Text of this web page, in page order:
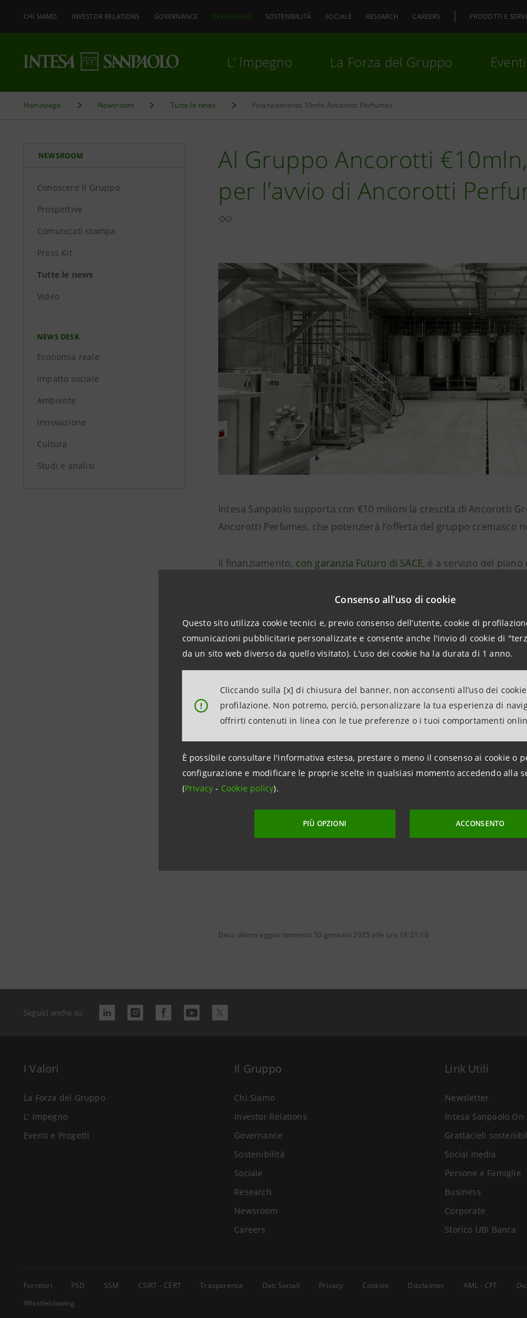
Consenso all'uso di cookie
Questo sito utilizza cookie tecnici e, previo consenso dell’utente, cookie di
comunicazioni pubblicitarie personalizzate e consente anche l'invio di cookie di
da un sito web diverso da quello visitato). L'uso dei cookie ha la durata di 1 anno.
!
Cliccando sulla [x] di chiusura del banner, non acconsenti all’uso dei
profilazione. Non potremo, perciò, personalizzare la tua esperienza di
offrirti contenuti in linea con le tue preferenze o i tuoi comportamenti
È possibile consultare l'informativa estesa, prestare o meno il consenso ai cookie o
configurazione e modificare le proprie scelte in qualsiasi momento accedendo alla
(Privacy- Cookie policy).
PIÙ OPZIONI ACCONSENTO
CHI SIAMO INVESTOR RELATIONS GOVERNANCE NEWSROOM SOSTENIBILITÀ SOCIALE RESEARCH CAREERS PRODOTTI E
L’ Impegno La Forza del Gruppo
Homepage Newsroom Tutte le news Finanziamento 10mln Ancorotti Perfumes
NEWSROOM
Conoscere il Gruppo
Prospettive
Comunicati stampa
Press Kit
Tutte le news
Video
NEWS DESK
Economia reale
Impatto sociale
Ambiente
Innovazione
Cultura
Studi e analisi
Al Gruppo Ancorotti
per l’avvio di Ancorotti
Intesa Sanpaolo supporta con €10 milioni la crescita di Ancorotti
Ancorotti Perfumes, che potenzierà l’offerta del gruppo cremasco
Il finanziamento, con garanzia Futuro di SACE, è a servizio del
stabilimento industriale a Crema dedicato alla produzione di
quadri, creerà un centinaio di posti di lavoro.
Gruppo Ancorotti è leader nel settore cosmetico grazie ad
up e prodotti skincare destinati ai più importanti brand del beauty
L’operazione si inquadra nell’ambito del programma“Il tuo futuro è
mette a disposizione delle imprese italiane €120 miliardi fino al
trasformazione e rinnovamento utili a sostenerne la competitività.
Data ultimo aggiornamento 30 gennaio 2025 alle ore 18:21:16
Seguici anche su
I Valori
La Forza del Gruppo
L' Impegno
Eventi e Progetti
Il Gruppo
Chi Siamo
Investor Relations
Governance
Sostenibilità
Sociale
Research
Newsroom
Careers
Link Utili
Newsletter
Intesa Sanpaolo On
Grattacieli
Social media
Persone e Famiglie
Business
Corporate
Storico UBI Banca
Fornitori PSD SSM CSIRT - CERT Trasparenza Dati Sociali Privacy Cookies Disclaimer AML - CFT
Whistleblowing